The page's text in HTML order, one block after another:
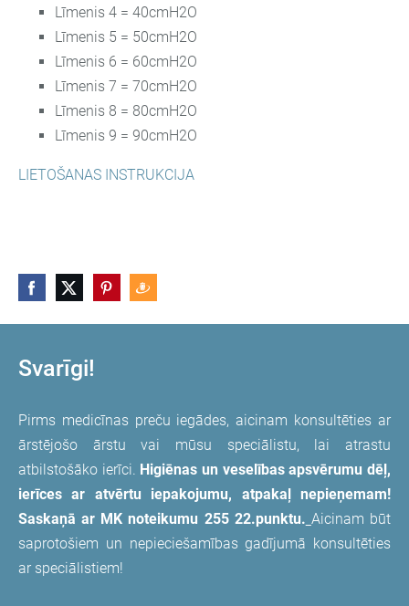
Svarīgi!
Pirms medicīnas preču iegādes, aicinam konsultēties ar
ārstējošo ārstu vai mūsu speciālistu, lai atrastu
atbilstošāko ierīci. Higiēnas un veselības apsvērumu dēļ,
ierīces ar atvērtu iepakojumu, atpakaļ nepieņemam!
Saskaņā ar MK noteikumu 255 22.punktu. Aicinam būt
saprotošiem un nepieciešamības gadījumā konsultēties
ar speciālistiem!
Līmenis 4 = 40cmH2O
Līmenis 5 = 50cmH2O
Līmenis 6 = 60cmH2O
Līmenis 7 = 70cmH2O
Līmenis 8 = 80cmH2O
Līmenis 9 = 90cmH2O
LIETOŠANAS INSTRUKCIJA